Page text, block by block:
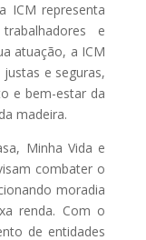
ICM representa
e
atuação, a ICM
e seguras,
e bem-estar da
madeira.
Minha Vida e
combater o
moradia
renda. Com o
de entidades